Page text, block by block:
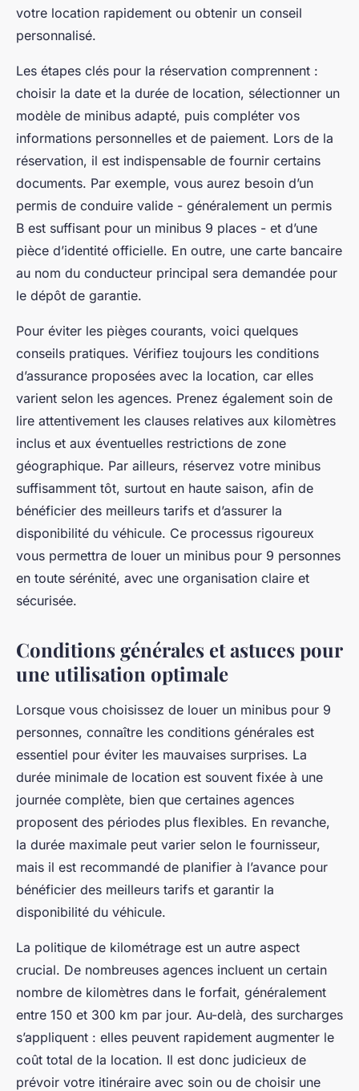
votre location rapidement ou obtenir un conseil
personnalisé.
Les étapes clés pour la réservation comprennent :
choisir la date et la durée de location, sélectionner un
modèle de minibus adapté, puis compléter vos
informations personnelles et de paiement. Lors de la
réservation, il est indispensable de fournir certains
documents. Par exemple, vous aurez besoin d’un
permis de conduire valide - généralement un permis
B est suffisant pour un minibus 9 places - et d’une
pièce d’identité officielle. En outre, une carte bancaire
au nom du conducteur principal sera demandée pour
le dépôt de garantie.
Pour éviter les pièges courants, voici quelques
conseils pratiques. Vérifiez toujours les conditions
d’assurance proposées avec la location, car elles
varient selon les agences. Prenez également soin de
lire attentivement les clauses relatives aux kilomètres
inclus et aux éventuelles restrictions de zone
géographique. Par ailleurs, réservez votre minibus
suffisamment tôt, surtout en haute saison, afin de
bénéficier des meilleurs tarifs et d’assurer la
disponibilité du véhicule. Ce processus rigoureux
vous permettra de louer un minibus pour 9 personnes
en toute sérénité, avec une organisation claire et
sécurisée.
Conditions générales et astuces pour
une utilisation optimale
Lorsque vous choisissez de louer un minibus pour 9
personnes, connaître les conditions générales est
essentiel pour éviter les mauvaises surprises. La
durée minimale de location est souvent fixée à une
journée complète, bien que certaines agences
proposent des périodes plus flexibles. En revanche,
la durée maximale peut varier selon le fournisseur,
mais il est recommandé de planifier à l’avance pour
bénéficier des meilleurs tarifs et garantir la
disponibilité du véhicule.
La politique de kilométrage est un autre aspect
crucial. De nombreuses agences incluent un certain
nombre de kilomètres dans le forfait, généralement
entre 150 et 300 km par jour. Au-delà, des surcharges
s’appliquent : elles peuvent rapidement augmenter le
coût total de la location. Il est donc judicieux de
prévoir votre itinéraire avec soin ou de choisir une